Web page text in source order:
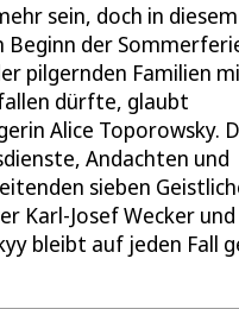
sein, doch in
Beginn der
pilgernden Familien
dürfte, glaubt
Alice Toporowsky.
Andachten und
sieben
Karl-Josef Wecker
bleibt auf jeden Fall